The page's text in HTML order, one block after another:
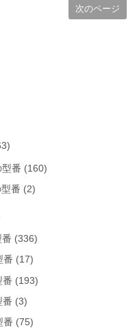
次のページ
番 (160)
番 (2)
(336)
番 (17)
番 (193)
番 (3)
番 (75)